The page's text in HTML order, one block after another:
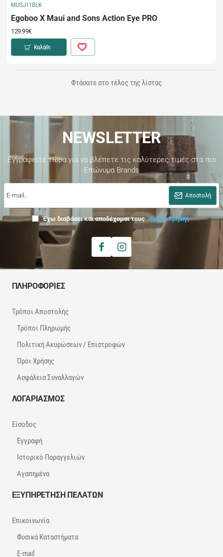
MUSJ11BLK
Egoboo X Maui and Sons Action Eye PRO
129.99€
Καλάθι
Φτάσατε στο τέλος της λίστας
NEWSLETTER
Εγγραφείτε τώρα για να βλέπετε τις καλύτερες τιμές στα πιο
Επώνυμα Brands
E-
mail..
Αποστολή
Έχω διαβάσει και αποδέχομαι τους Όρους Χρήσης
ΠΛΗΡΟΦΟΡΙΕΣ
Τρόποι Αποστολής
Τρόποι Πληρωμής
Πολιτική Ακυρώσεων / Επιστροφών
Όροι Χρήσης
Ασφάλεια Συναλλαγών
ΛΟΓΑΡΙΑΣΜΟΣ
Είσοδος
Εγγραφή
Ιστορικό Παραγγελιών
Αγαπημένα
ΕΞΥΠΗΡΕΤΗΣΗ ΠΕΛΑΤΩΝ
Επικοινωνία
Φυσικά Καταστήματα
E-mail